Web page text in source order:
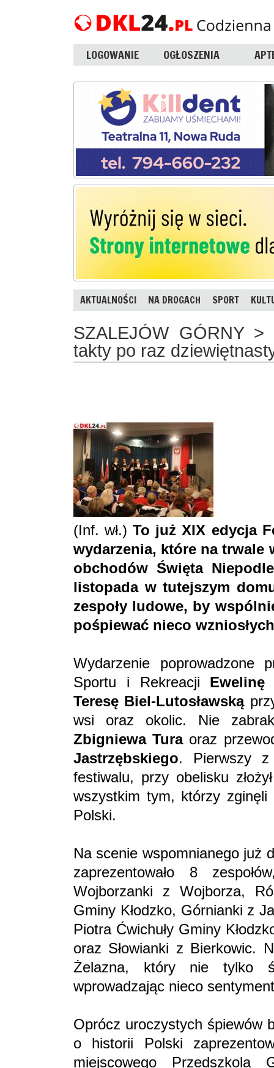
LOGOWANIE OGŁOSZENIA
AKTUALNOŚCI NA DROGACH SPORT
SZALEJÓW GÓRNY
takty po raz
(Inf. wł.)To już XIX edycja
wydarzenia, które na trwale
obchodów Święta
listopada w tutejszym
zespoły ludowe, by
pośpiewać nieco
Wydarzenie poprowadzone
Sportu i Rekreacji Ewelinę
Teresę Biel-Lutosławską
wsi oraz okolic. Nie
Zbigniewa Turaoraz
Jastrzębskiego. Pierwszy z
festiwalu, przy obelisku
wszystkim tym, którzy
Polski.
Na scenie wspomnianego już
zaprezentowało 8
Wojborzanki z Wojborza,
Gminy Kłodzko, Górnianki z
Piotra Ćwichuły Gminy
oraz Słowianki z Bierkowic.
Żelazna, który nie tylko
wprowadzając nieco
Oprócz uroczystych śpiewów
o historii Polski
miejscowego Przedszkola